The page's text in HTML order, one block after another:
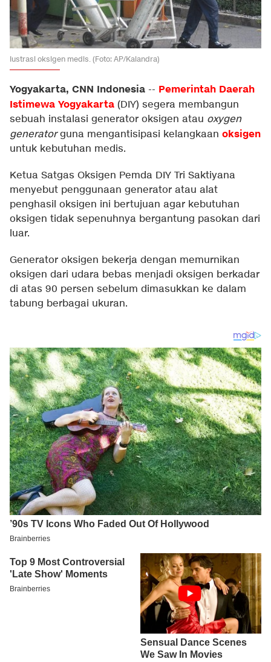
Iustrasi oksigen medis. (Foto: AP/Kalandra)
Yogyakarta, CNN Indonesia -- Pemerintah Daerah
Istimewa Yogyakarta (DIY) segera membangun
sebuah instalasi generator oksigen atau oxygen
generatorguna mengantisipasi kelangkaan oksigen
untuk kebutuhan medis.
Ketua Satgas Oksigen Pemda DIY Tri Saktiyana
menyebut penggunaan generator atau alat
penghasil oksigen ini bertujuan agar kebutuhan
oksigen tidak sepenuhnya bergantung pasokan dari
luar.
Generator oksigen bekerja dengan memurnikan
oksigen dari udara bebas menjadi oksigen berkadar
di atas 90 persen sebelum dimasukkan ke dalam
tabung berbagai ukuran.